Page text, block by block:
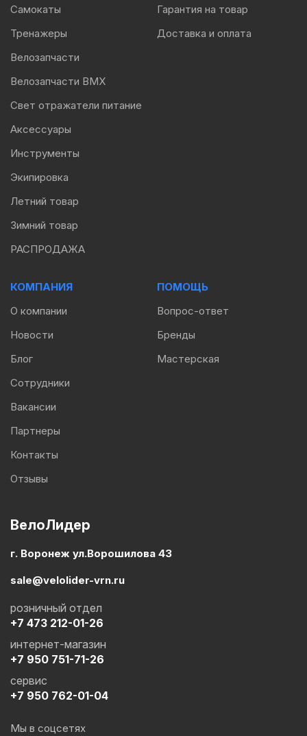
ВелоЛидер
г. Воронеж ул.Ворошилова 43
sale@velolider-vrn.ru
+7 473 212-01-26
розничный отдел
+7 950 751-71-26
интернет-магазин
+7 950 762-01-04
сервис
Мы в соцсетях
Самокаты
Тренажеры
Велозапчасти
Велозапчасти BMX
Свет отражатели питание
Аксессуары
Инструменты
Экипировка
Летний товар
Зимний товар
РАСПРОДАЖА
Гарантия на товар
Доставка и оплата
КОМПАНИЯ
О компании
Новости
Блог
Сотрудники
Вакансии
Партнеры
Контакты
Отзывы
ПОМОЩЬ
Вопрос-ответ
Бренды
Мастерская